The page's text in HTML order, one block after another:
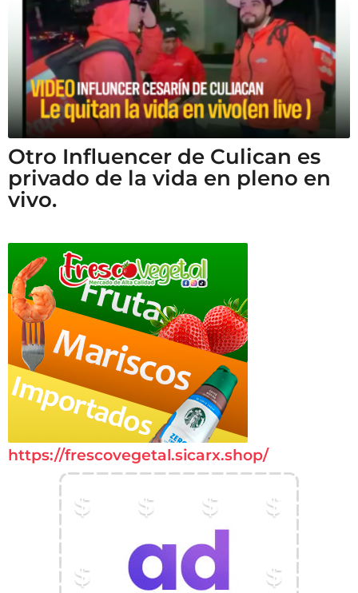
Otro Influencer de Culican es
privado de la vida en pleno en
vivo.
https://frescovegetal.sicarx.shop/